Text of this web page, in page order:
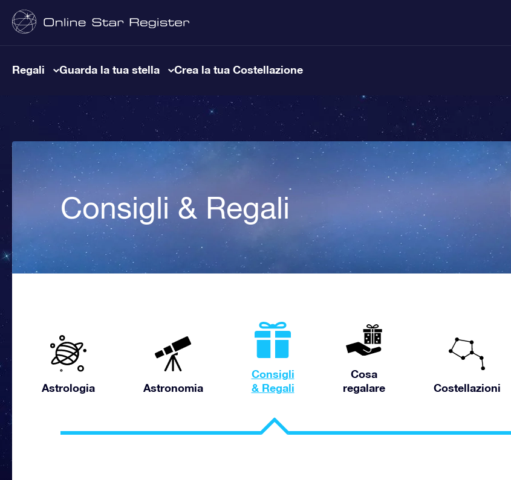
Regali Guarda la tua stella Crea la tua Costellazione
Consigli & Regali
Astrologia Astronomia
Consigli
& Regali
Cosa
regalare
Costellazioni